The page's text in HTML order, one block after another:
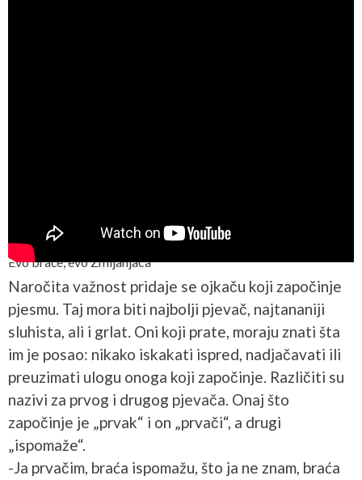
Evo braće, evo Zmijanjaca
Naročita važnost pridaje se ojkaču koji započinje
pjesmu. Taj mora biti najbolji pjevač, najtananiji
sluhista, ali i grlat. Oni koji prate, moraju znati šta
im je posao: nikako iskakati ispred, nadjačavati ili
preuzimati ulogu onoga koji započinje. Različiti su
nazivi za prvog i drugog pjevača. Onaj što
započinje je „prvak“ i on „prvači“, a drugi
„ispomaže“.
-Ja prvačim, braća ispomažu, što ja ne znam, braća